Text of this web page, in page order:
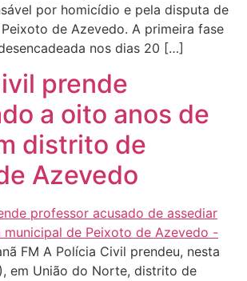
por homicídio e pela disputa de
de Azevedo. A primeira fase
nos dias 20 […]
prende
a oito anos de
distrito de
Azevedo
FM A Polícia Civil prendeu, nesta
em União do Norte, distrito de